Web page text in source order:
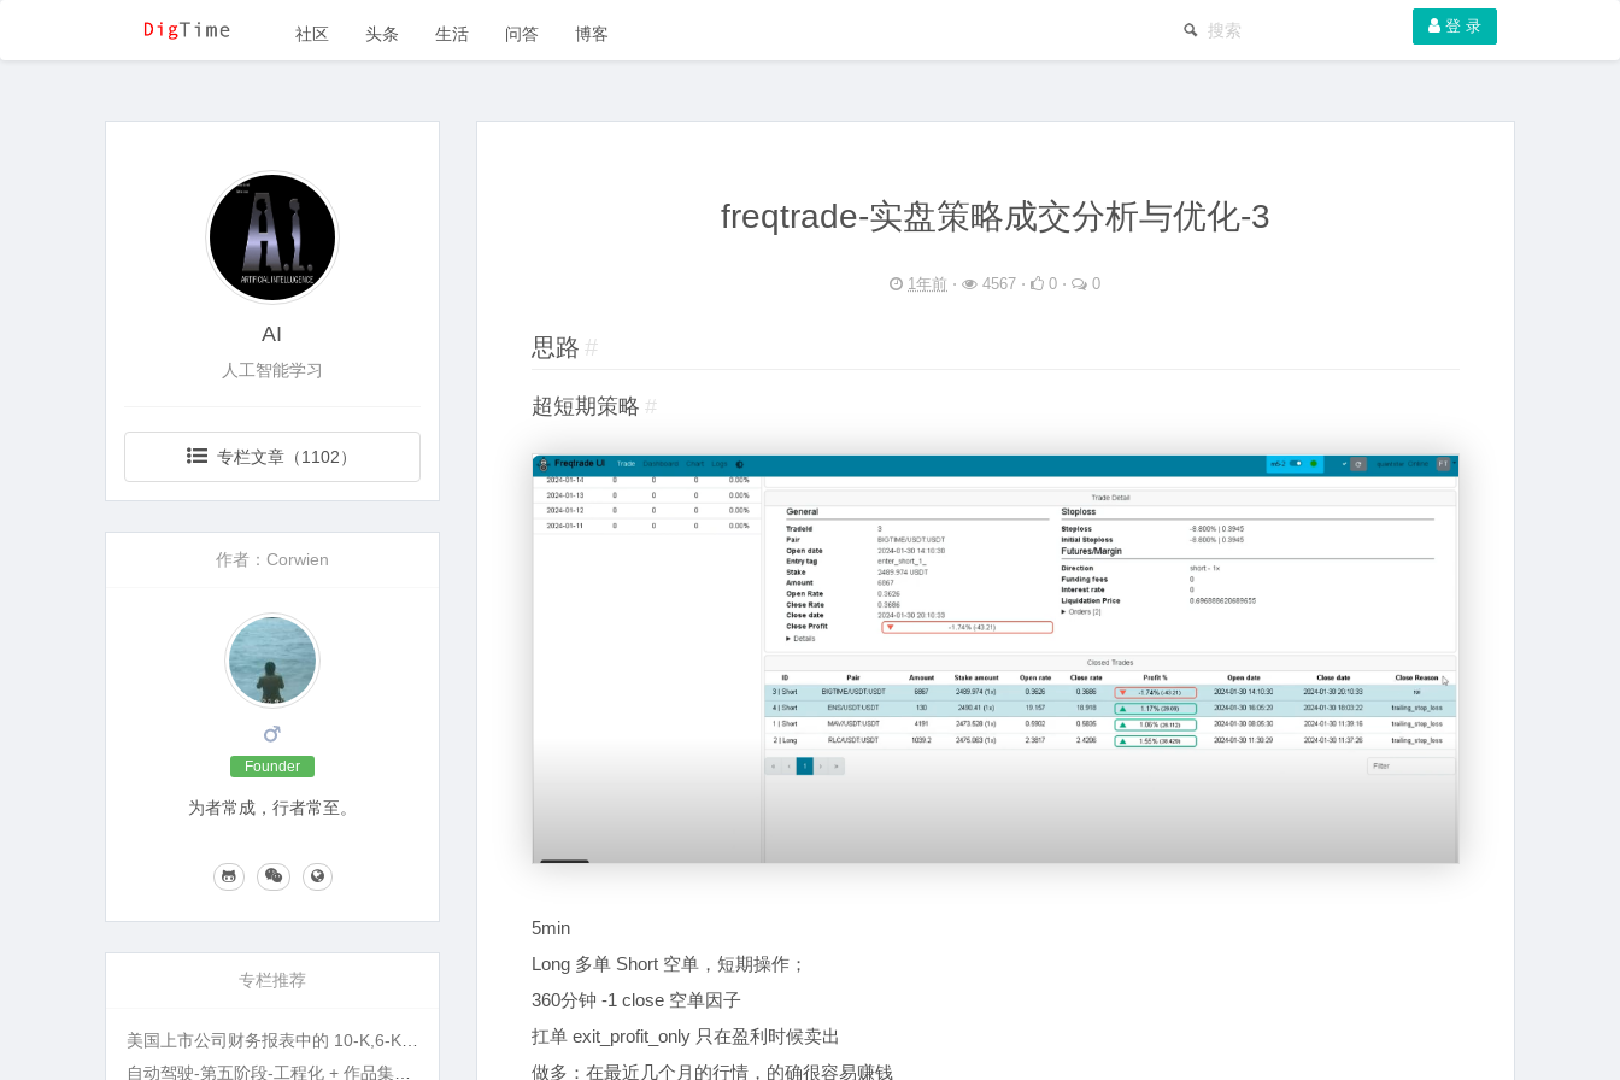
社区 头条 生活 问答 博客 登 录
freqtrade-实盘策略成交分析与优化-3
1年前 ⋅ 4567 ⋅ 0 ⋅ 0
思路 #
超短期策略 #
5min
Long 多单 Short 空单，短期操作；
360分钟 -1 close 空单因子
扛单 exit_profit_only 只在盈利时候卖出
做多：在最近几个月的行情，的确很容易赚钱
AI
人工智能学习
专栏文章（1102）
作者：Corwien
Founder
为者常成，行者常至。
专栏推荐